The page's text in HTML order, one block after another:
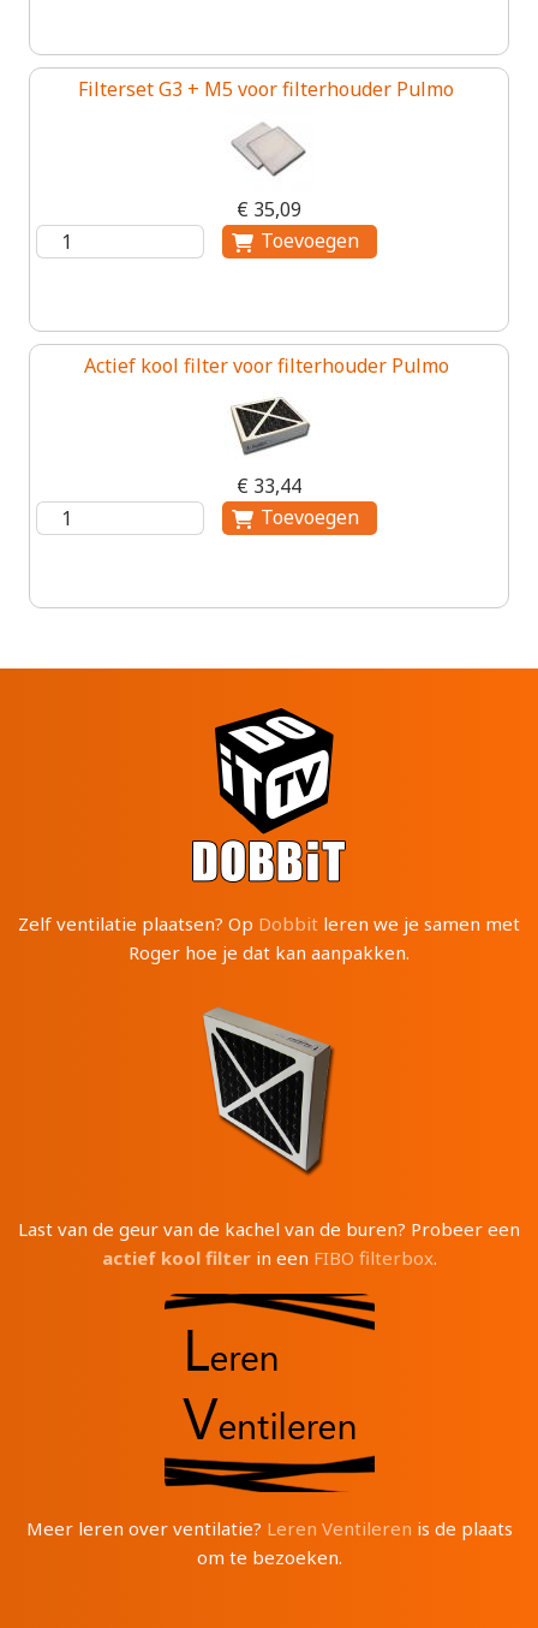
Filterset G3 + M5 voor filterhouder Pulmo
€ 35,09
Actief kool filter voor filterhouder Pulmo
€ 33,44
Zelf ventilatie plaatsen? Op Dobbit leren we je samen met
Roger hoe je dat kan aanpakken.
Last van de geur van de kachel van de buren? Probeer een
actief kool filterin een FIBO filterbox.
Meer leren over ventilatie? Leren Ventileren is de plaats
om te bezoeken.